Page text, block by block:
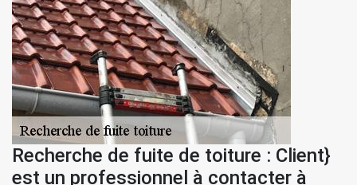
Recherche de fuite de toiture : Client}
est un professionnel à contacter à